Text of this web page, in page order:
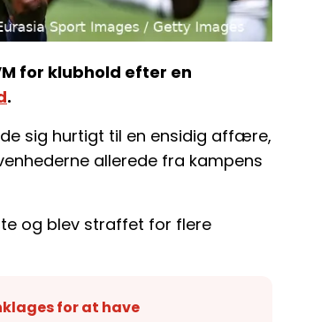
for klubhold efter en
.
sig hurtigt til en ensidig affære,
allerede fra kampens
og blev straffet for flere
for at have